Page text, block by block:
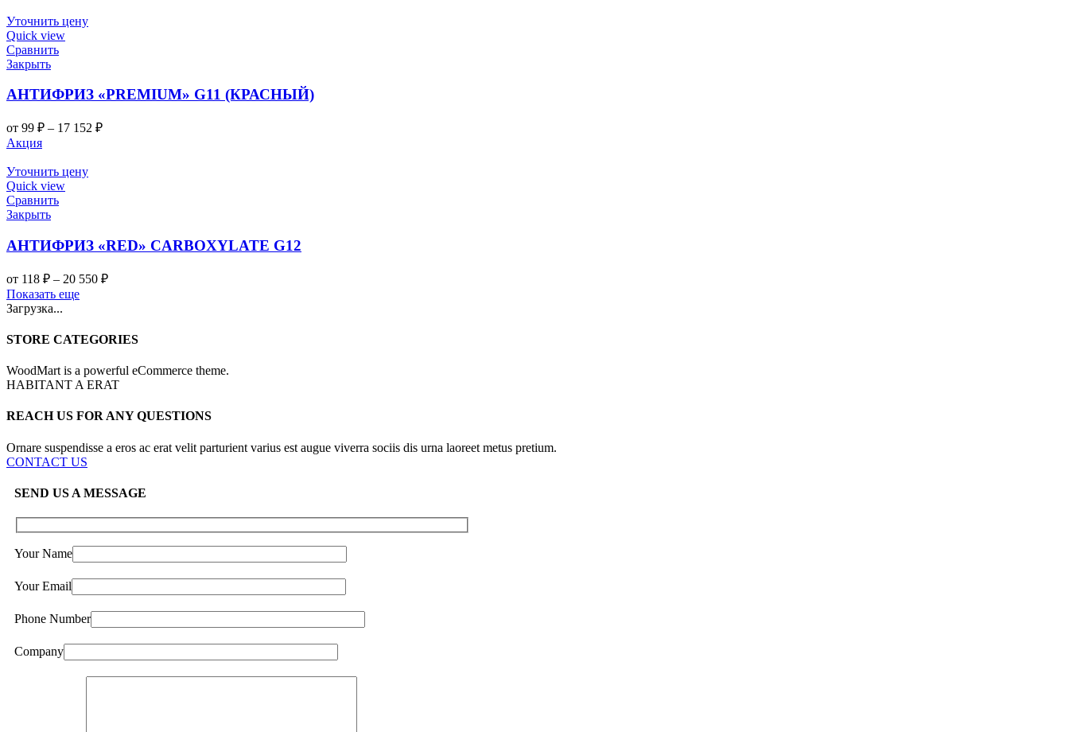
Уточнить цену
Quick view
Сравнить
Закрыть
АНТИФРИЗ «PREMIUM» G11 (КРАСНЫЙ)
от 99 ₽ – 17 152 ₽Диапазон
Акция
Уточнить цену
Quick view
Сравнить
Закрыть
АНТИФРИЗ «RED» CARBOXYLATE G12
от 118 ₽ – 20 550 ₽Диапазон
20
Показать еще
Загрузка...
STORE CATEGORIES
WoodMart is a powerful eCommerce theme.
HABITANT A ERAT
REACH US FOR ANY QUESTIONS
Ornare suspendisse a eros ac erat velit parturient varius est augue viverra sociis dis urna laoreet metus pretium.
CONTACT US
SEND US A MESSAGE
Your Name
Your Email
Phone Number
Company